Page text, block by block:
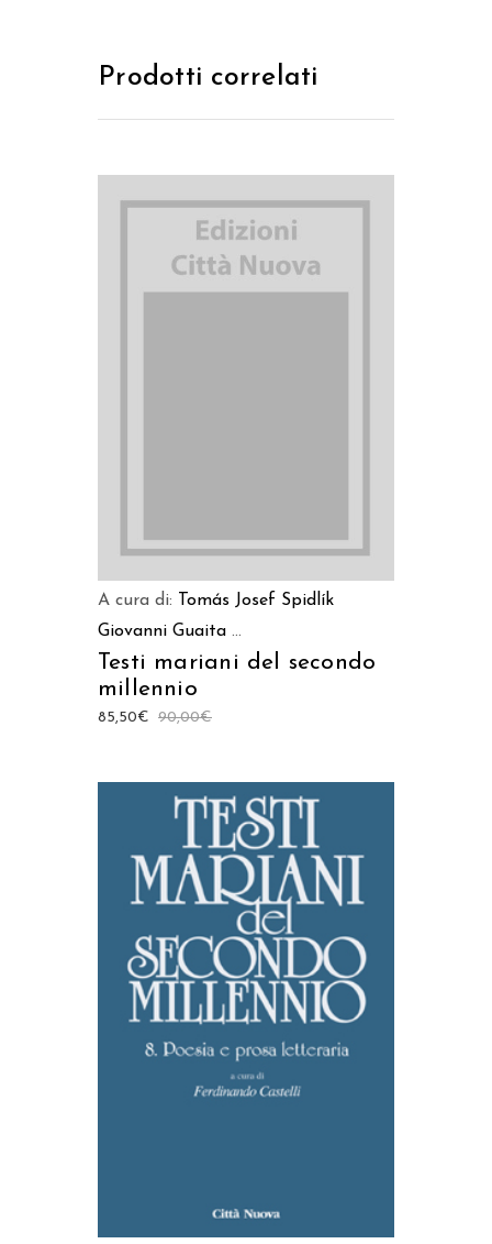
Prodotti correlati
A cura di:
Tomás Josef Spidlík
Giovanni Guaita ...
Testi mariani del secondo
millennio
90,00€
85,50€
AGGIUNGI AL CARRELLO